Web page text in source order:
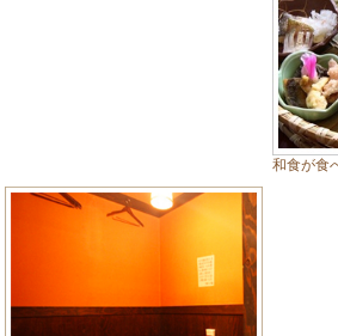
和食が食